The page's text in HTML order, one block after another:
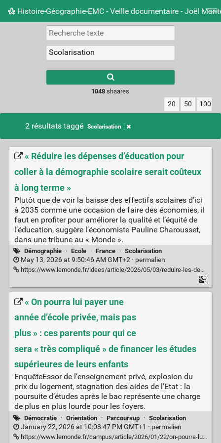
Histoire-Géographie-EMC - Veille documentaire - Joël
Nuage de tags Mur d'images
results.
1048 shaares
20 50 100
2 résultats taggé Scolarisation
« Réduire les dépenses d’éducation pour
coller à la démographie scolaire serait coûteux
à long terme »
Plutôt que de voir la baisse des effectifs scolaires d’ici
à 2035 comme une occasion de faire des économies, il
faut en profiter pour améliorer la qualité et l’équité de
l’éducation, suggère l’économiste Pauline Charousset,
dans une tribune au « Monde ».
Démographie · Ecole · France · Scolarisation
May 13, 2026 at 9:50:46 AM GMT+2 · permalien
https://www.lemonde.fr/idees/article/2026/05/03/reduire-les-depenses-d-education-pour-coller-a-la-demographie-scolaire-serait-couteux-a-long-terme_6685236_3232.html
« On pourra lui payer une
année d’école privée, mais pas
plus » : ces parents pour qui ce
sera « très compliqué » de financer les études
supérieures de leurs enfants
EnquêteEssor de l’enseignement privé, explosion du
prix du logement, stagnation des aides de l’Etat : la
poursuite d’études après le bac représente une charge
de plus en plus lourde pour les foyers.
Démocratie · Orientation · Parcoursup · Scolarisation
January 22, 2026 at 10:08:47 PM GMT+1 · permalien
https://www.lemonde.fr/campus/article/2026/01/22/on-pourra-lui-payer-une-annee-d-ecole-privee-mais-pas-plus-pour-les-familles-la-difficile-equation-du-financement-des-etudes-superieures_6663612_4401467.html